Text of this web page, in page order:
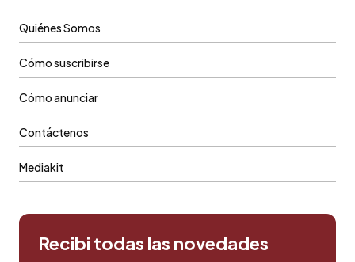
Quiénes Somos
Cómo suscribirse
Cómo anunciar
Contáctenos
Mediakit
Recibi todas las novedades